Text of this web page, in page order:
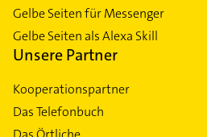
Gelbe Seiten für Messenger
Gelbe Seiten als Alexa Skill
Unsere Partner
Kooperationspartner
Das Telefonbuch